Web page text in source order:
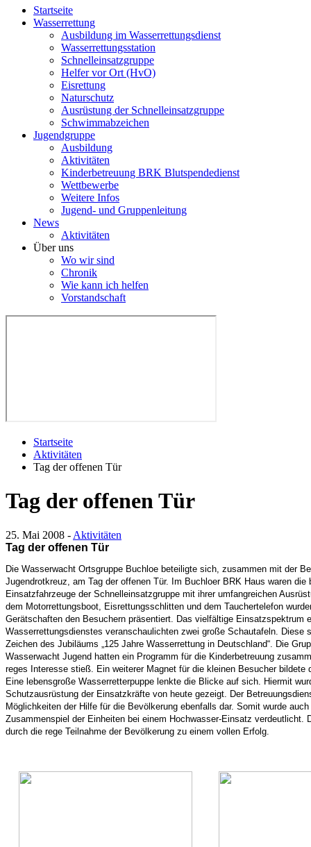
Startseite
Wasserrettung
Ausbildung im Wasserrettungsdienst
Wasserrettungsstation
Schnelleinsatzgruppe
Helfer vor Ort (HvO)
Eisrettung
Naturschutz
Ausrüstung der Schnelleinsatzgruppe
Schwimmabzeichen
Jugendgruppe
Ausbildung
Aktivitäten
Kinderbetreuung BRK Blutspendedienst
Wettbewerbe
Weitere Infos
Jugend- und Gruppenleitung
News
Aktivitäten
Über uns
Wo wir sind
Chronik
Wie kann ich helfen
Vorstandschaft
Startseite
Aktivitäten
Tag der offenen Tür
Tag der offenen Tür
25. Mai 2008 - Aktivitäten
Tag der offenen Tür
Die Wasserwacht Ortsgruppe Buchloe beteiligte sich, zusammen mit der
Jugendrotkreuz, am Tag der offenen Tür. Im Buchloer BRK Haus waren die
Einsatzfahrzeuge der Schnelleinsatzgruppe mit ihrer umfangreichen
dem Motorrettungsboot, Eisrettungsschlitten und dem Tauchertelefon
Gerätschaften den Besuchern präsentiert. Das vielfältige Einsatzspektrum
Wasserrettungsdienstes veranschaulichten zwei große Schautafeln. Diese
Zeichen des Jubiläums „125 Jahre Wasserrettung in Deutschland“. Die
Wasserwacht Jugend hatten ein Programm für die Kinderbetreuung
reges Interesse stieß. Ein weiterer Magnet für die kleinen Besucher bildete
Eine lebensgroße Wasserretterpuppe lenkte die Blicke auf sich. Hiermit
Schutzausrüstung der Einsatzkräfte von heute gezeigt. Der
Möglichkeiten der Hilfe für die Bevölkerung ebenfalls dar. Somit wurde
Zusammenspiel der Einheiten bei einem Hochwasser-Einsatz verdeutlicht.
durch die rege Teilnahme der Bevölkerung zu einem vollen Erfolg.